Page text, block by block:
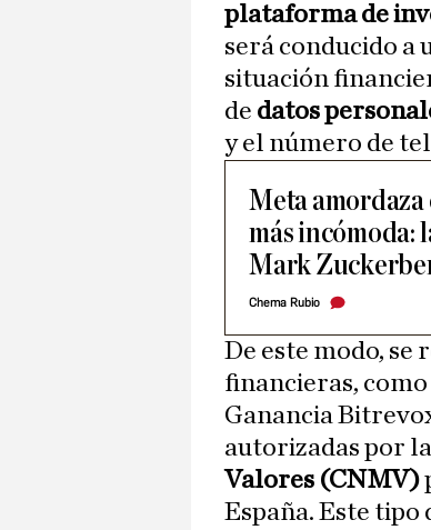
plataforma de
será conducido a
situación
de datos
y el número de
Meta
más incómoda:
Mark
Chema Rubio
De este modo,
financieras,
Ganancia
autorizadas por la
Valores (CNMV)
España. Este tipo